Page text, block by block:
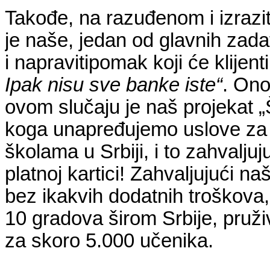
Takođe, na razuđenom i
je naše, jedan od glavnih
i napravitipomak koji će
Ipak nisu sve banke iste“.
ovom slučaju je naš projekat
koga unapređujemo uslove
školama u Srbiji, i to
platnoj kartici! Zahvaljujući
bez ikakvih dodatnih
10 gradova širom Srbije,
za skoro 5.000 učenika.